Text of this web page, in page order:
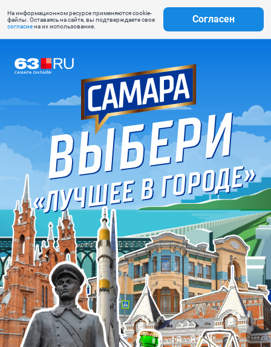
На информационном ресурсе применяются cookie-
файлы. Оставаясь на сайте, вы подтверждаете свое
согласиена их использование.
Согласен